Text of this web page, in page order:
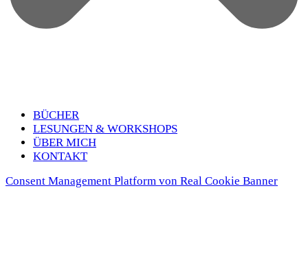
BÜCHER
LESUN­GEN & WORK­SHOPS
ÜBER MICH
KON­TAKT
Consent Management Platform von Real Cookie Banner